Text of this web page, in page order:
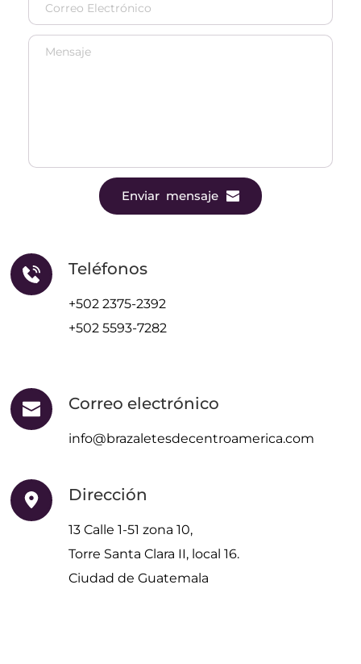
Enviar mensaje
Teléfonos
+502 2375-2392
+502 5593-7282
Correo electrónico
info@brazaletesdecentroamerica.com
Dirección
13 Calle 1-51 zona 10,
Torre Santa Clara II, local 16.
Ciudad de Guatemala